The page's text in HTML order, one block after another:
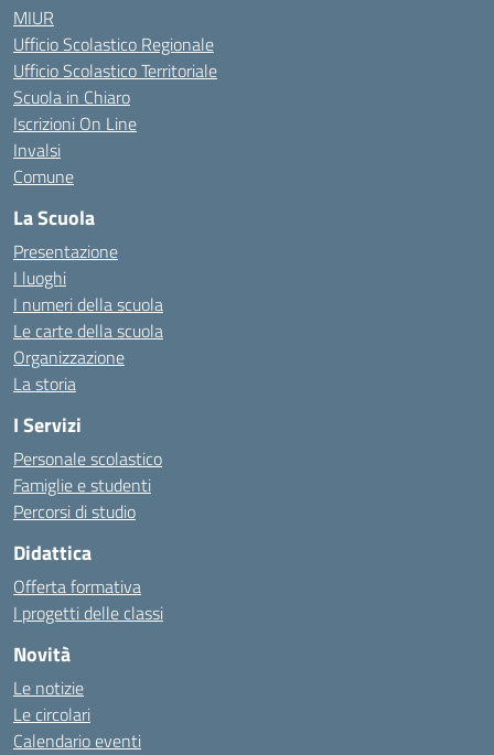
MIUR
Ufficio Scolastico Regionale
Ufficio Scolastico Territoriale
Scuola in Chiaro
Iscrizioni On Line
Invalsi
Comune
La Scuola
Presentazione
I luoghi
I numeri della scuola
Le carte della scuola
Organizzazione
La storia
I Servizi
Personale scolastico
Famiglie e studenti
Percorsi di studio
Didattica
Offerta formativa
I progetti delle classi
Novità
Le notizie
Le circolari
Calendario eventi